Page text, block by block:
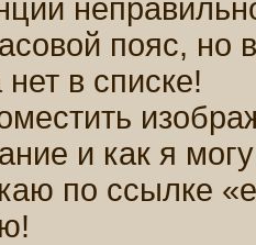
пояс, но
в списке!
и как я
по ссылке